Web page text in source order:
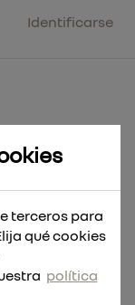
Identificarse
6Tpi
terceros para
qué cookies
política